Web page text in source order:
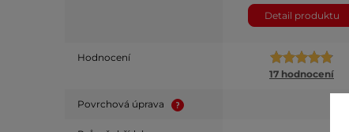
Detail produktu
Hodnocení
17 hodnocení
Povrchová úprava